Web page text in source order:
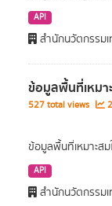
API
สำนักนวัตกรรม
ข้อมูลพื้นที่เหมา
527 total views
ข้อมูลพื้นที่เหมาะส
API
สำนักนวัตกรรม